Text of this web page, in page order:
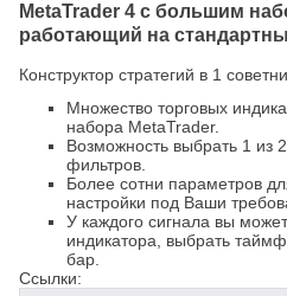
MetaTrader 4 с большим
работающий на
Конструктор стратегий в 1
Множество торговых
набора MetaTrader.
Возможность выбрать 1 из
фильтров.
Более сотни параметров
настройки под Ваши
У каждого сигнала вы
индикатора, выбрать
бар.
Ссылки: